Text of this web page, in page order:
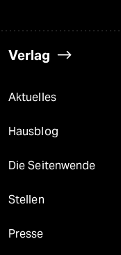
Verlag
Aktuelles
Hausblog
Die Seitenwende
Stellen
Presse